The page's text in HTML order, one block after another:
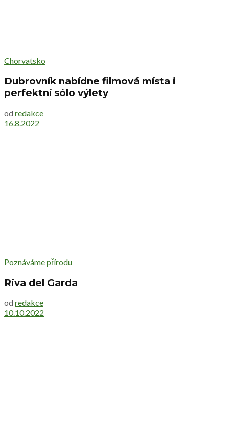
Chorvatsko
Dubrovník nabídne filmová místa i
perfektní sólo výlety
od redakce
16.8.2022
Poznáváme přírodu
Riva del Garda
od redakce
10.10.2022